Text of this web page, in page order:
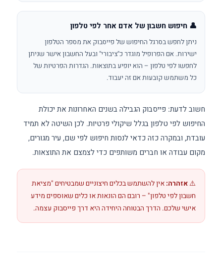
👤 חיפוש חשבון של אדם אחר לפי טלפון
ניתן לחפש בסרגל החיפוש של פייסבוק את מספר הטלפון
ישירות. אם הפרופיל מוגדר כ"ציבורי" ובעל החשבון אישר שניתן
לחפשו לפי טלפון – הוא יופיע בתוצאות. הגדרות הפרטיות של
כל משתמש קובעות אם זה יעבוד.
חשוב לדעת: פייסבוק הגבילה בשנים האחרונות את יכולת
החיפוש לפי טלפון בגלל שיקולי פרטיות. לכן השיטה לא תמיד
עובדת, ובמקרה כזה כדאי לנסות חיפוש לפי שם, עיר מגורים,
מקום עבודה או חברים משותפים כדי לצמצם את התוצאות.
⚠️אזהרה:אין להשתמש בכלים חיצוניים שמבטיחים "מציאת
חשבון לפי טלפון" – רובם הם הונאות או כלים שאוספים מידע
אישי שלכם. הדרך הבטוחה היחידה היא דרך פייסבוק עצמה.